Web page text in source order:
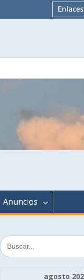
Anuncios
Buscar:
agosto